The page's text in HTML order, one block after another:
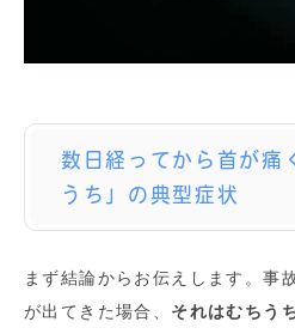
数日経ってから首が痛
うち」の典型症状
まず結論からお伝えします。事
が出てきた場合、 それはむちう